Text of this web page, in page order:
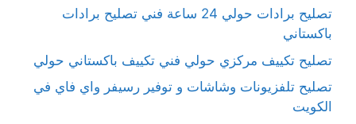
تصليح برادات حولي 24 ساعة فني تصليح برادات
باكستاني
تصليح تكييف مركزي حولي فني تكييف باكستاني حولي
تصليح تلفزيونات وشاشات و توفير رسيفر واي فاي في
الكويت